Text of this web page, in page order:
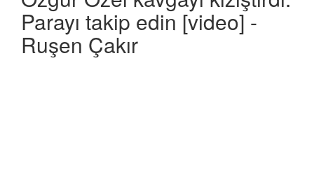
Parayı takip edin [video] -
Ruşen Çakır